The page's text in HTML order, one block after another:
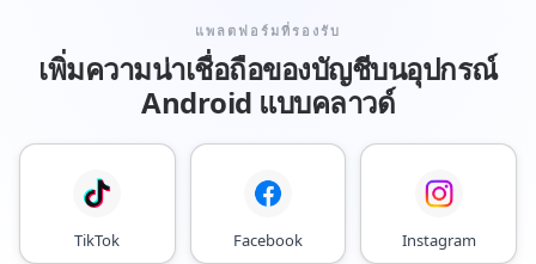
แพลตฟอร์มที่รองรับ
เพิ่มความน่าเชื่อถือของบัญชีบนอุปกรณ์
Android แบบคลาวด์
TikTok Facebook Instagram